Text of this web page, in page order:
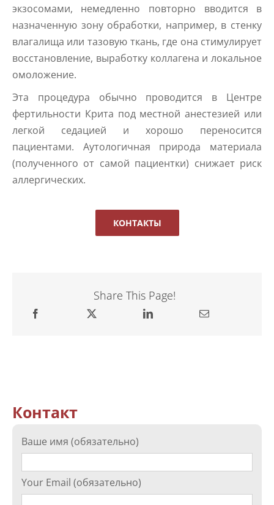
экзосомами, немедленно повторно вводится в
назначенную зону обработки, например, в стенку
влагалища или тазовую ткань, где она стимулирует
восстановление, выработку коллагена и локальное
омоложение.
Эта процедура обычно проводится в Центре
фертильности Крита под местной анестезией или
легкой седацией и хорошо переносится
пациентами. Аутологичная природа материала
(полученного от самой пациентки) снижает риск
аллергических.
КОНТАКТЫ
Share This Page!
Контакт
Ваше имя (обязательно)
Your Email (обязательно)